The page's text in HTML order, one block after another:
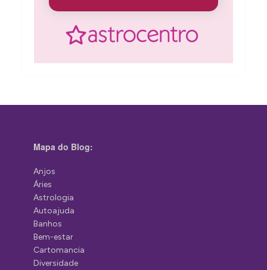
Mapa do Blog:
Anjos
Áries
Astrologia
Autoajuda
Banhos
Bem-estar
Cartomancia
Diversidade